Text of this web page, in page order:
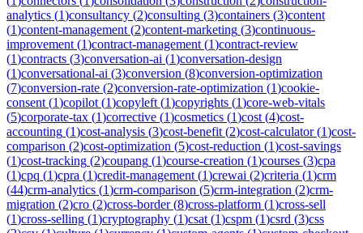
analytics (1)consultancy (2)consulting (3)containers (3)content
(1)content-management (2)content-marketing (3)continuous-
improvement (1)contract-management (1)contract-review
(1)contracts (3)conversation-ai (1)conversation-design
(1)conversational-ai (3)conversion (8)conversion-optimization
(7)conversion-rate (2)conversion-rate-optimization (1)cookie-
consent (1)copilot (1)copyleft (1)copyrights (1)core-web-vitals
(5)corporate-tax (1)corrective (1)cosmetics (1)cost (4)cost-
accounting (1)cost-analysis (3)cost-benefit (2)cost-calculator(1)cost-
comparison (2)cost-optimization (5)cost-reduction (1)cost-savings
(1)cost-tracking (2)coupang (1)course-creation (1)courses (3)cpa
(1)cpq (1)cpra (1)credit-management (1)crewai (2)criteria (1)crm
(44)crm-analytics (1)crm-comparison (5)crm-integration (2)crm-
migration (2)cro (2)cross-border(8)cross-platform (1)cross-sell
(1)cross-selling (1)cryptography (1)csat (1)cspm (1)csrd (3)css